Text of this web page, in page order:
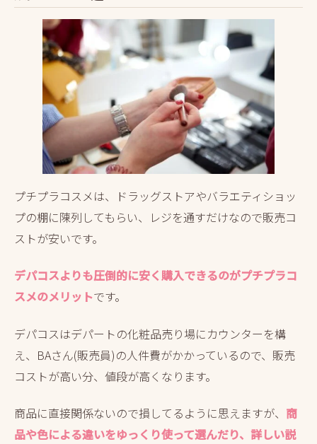
プチプラコスメは、ドラッグストアやバラエティショッ
プの棚に陳列してもらい、レジを通すだけなので販売コ
ストが安いです。
デパコスよりも圧倒的に安く購入できるのがプチプラコ
スメのメリットです。
デパコスはデパートの化粧品売り場にカウンターを構
え、BAさん(販売員)の人件費がかかっているので、販売
コストが高い分、値段が高くなります。
商品に直接関係ないので損してるように思えますが、 商
品や色による違いをゆっくり使って選んだり、詳しい説